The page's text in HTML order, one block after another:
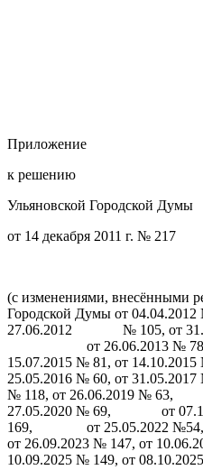
Приложение
к решению
Ульяновской Городской Думы
от 14 декабря 2011 г. № 217
(с изменениями, внесёнными
Городской Думы от
27.06.2012 № 105, от
от 26.06.2013 № 78,
15.07.2015 № 81, от
25.05.2016 № 60, от
№ 118, от 26.06.2019 №
27.05.2020 № 69, от
169, от 25.05.2022
от 26.09.2023 № 147, от
10.09.2025 № 149, от